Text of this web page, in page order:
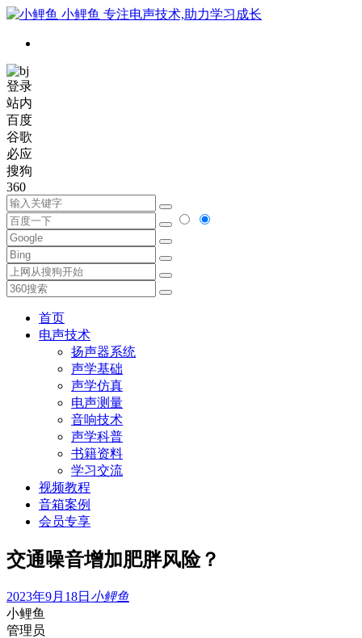
小鲤鱼 专注电声技术,助力学习成长
登录
站内
百度
谷歌
必应
搜狗
360
首页
电声技术
扬声器系统
声学基础
声学仿真
电声测量
音响技术
声学科普
书籍资料
学习交流
视频教程
音箱案例
会员专享
交通噪音增加肥胖风险？
2023年9月18日 小鲤鱼
小鲤鱼
管理员